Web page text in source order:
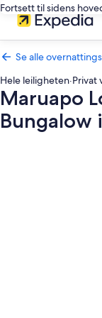
Fortsett til sidens
Se alle
Hele leiligheten·Privat
Maruapo
Bungalow